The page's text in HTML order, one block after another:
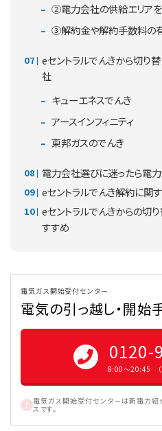
②電力会社の供給エリア
③解約金や解約手数料の
eセントラルでんきから切り
社
キューエネスでんき
アースインフィニティ
東邦ガスのでんき
電力会社選びに迷ったら電
eセントラルでんき解約に関
eセントラルでんきからの切
すすめ
電気ガス開始受付センター
電気の引っ越し・開始
0120-
8:00〜20:45 （
電気ガス開始受付センターは新電力
スです。